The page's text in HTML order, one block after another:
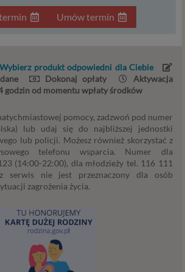
Umów termin
produkt odpowiedni dla Ciebie
Dokonaj opłaty
Aktywacja
godzin od momentu wpłaty środków
pomocy, zadzwoń pod numer
lub udaj się do najbliższej jednostki
lub policji. Możesz również skorzystać z
telefonu wsparcia. Numer dla
(14:00-22:00), dla młodzieży tel. 116 111
serwis nie jest przeznaczony dla osób
zagrożenia życia.
skrót najważniejszych
przetwarzania Twoich danych
to więcej niż kilka minut.
osobowe
zgodnie z RODO, informacje o
możliwej do zidentyfikowania
przypadku korzystania z naszego
są np. adres e-mail, adres IP lub
konsultacyjnym czy w innej
przez Psychoradę. Dane osobowe
w plikach cookies lub podobnych
local storage) instalowanych przez nas
Partnerów na naszych stronach i
używasz podczas korzystania z